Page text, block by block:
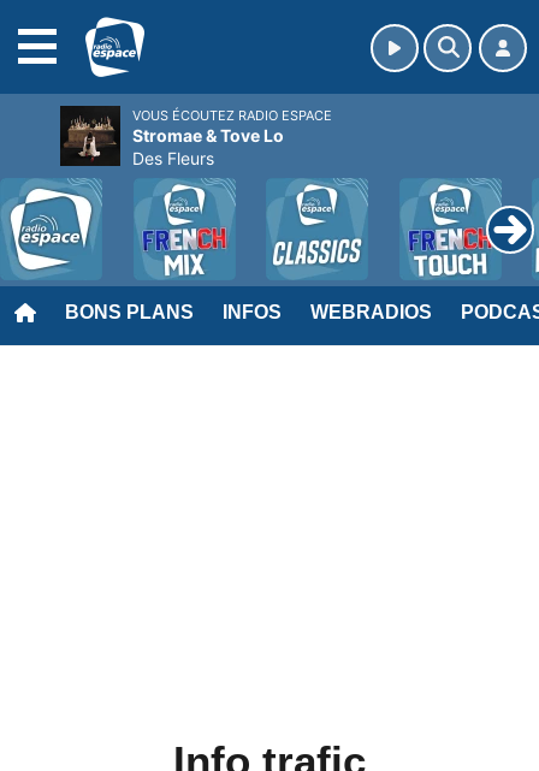
BONS PLANS INFOS WEBRADIOS
Info trafic
VOUS ÉCOUTEZ RADIO ESPACE
Stromae & Tove Lo
Des Fleurs